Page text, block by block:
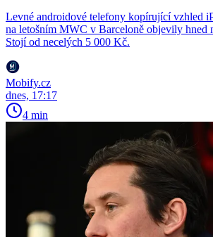
Levné androidové telefony kopírující vzhled
na letošním MWC v Barceloně objevily hned
Stojí od necelých 5 000 Kč.
Mobify.cz
dnes, 17:17
4 min